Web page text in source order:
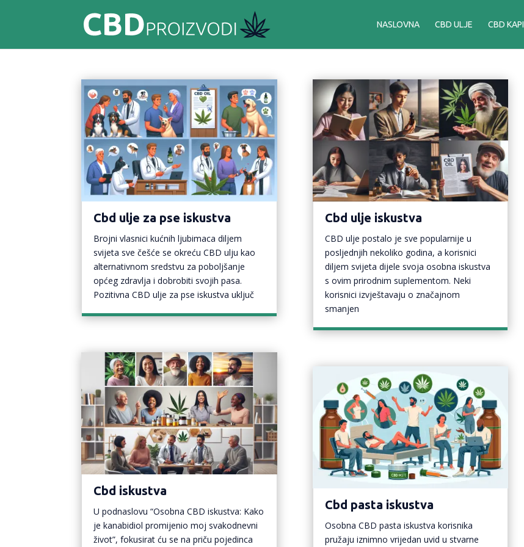
NASLOVNA CBD ULJE CBD KAPI
Cbd ulje za pse iskustva
Brojni vlasnici kućnih ljubimaca diljem
svijeta sve češće se okreću CBD ulju kao
alternativnom sredstvu za poboljšanje
općeg zdravlja i dobrobiti svojih pasa.
Pozitivna CBD ulje za pse iskustva uključ
Cbd iskustva
U podnaslovu “Osobna CBD iskustva: Kako
je kanabidiol promijenio moj svakodnevni
život”, fokusirat ću se na priču pojedinca
Cbd ulje iskustva
CBD ulje postalo je sve popularnije u
posljednjih nekoliko godina, a korisnici
diljem svijeta dijele svoja osobna iskustva
s ovim prirodnim suplementom. Neki
korisnici izvještavaju o značajnom
smanjen
Cbd pasta iskustva
Osobna CBD pasta iskustva korisnika
pružaju iznimno vrijedan uvid u stvarne